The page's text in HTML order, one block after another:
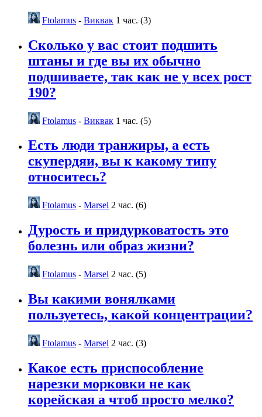
Ftolamus - Виквак 1 час. (3)
Сколько у вас стоит подшить
штаны и где вы их обычно
подшиваете, так как не у всех рост
190?
Ftolamus - Виквак 1 час. (5)
Есть люди транжиры, а есть
скупердяи, вы к какому типу
относитесь?
Ftolamus - Marsel 2 час. (6)
Дурость и придурковатость это
болезнь или образ жизни?
Ftolamus - Marsel 2 час. (5)
Вы какими вонялками
пользуетесь, какой концентрации?
Ftolamus - Marsel 2 час. (3)
Какое есть приспособление
нарезки морковки не как
корейская а чтоб просто мелко?